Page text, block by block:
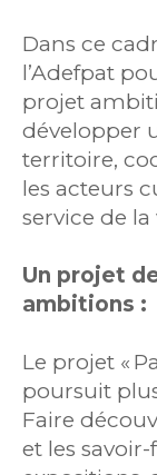
Dans ce
l’Adefpat
projet
développer
territoire,
les acteurs
service de
Un projet
ambitions :
Le projet «
poursuit
Faire
et les savoir-